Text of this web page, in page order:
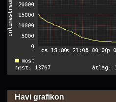
Havi grafikon